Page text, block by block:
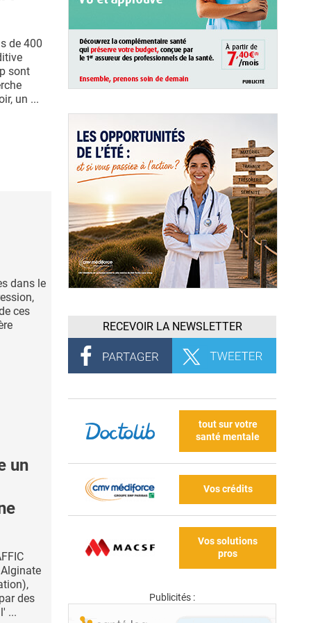
de 400
sont
un ...
dans le
ces
un
des
...
RECEVOIR LA NEWSLETTER
tout sur votre
santé mentale
Vos crédits
Vos solutions
pros
Publicités :